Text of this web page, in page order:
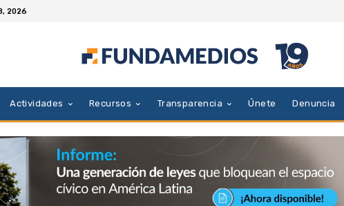
2026
Actividades Recursos Transparencia Únete Denuncia